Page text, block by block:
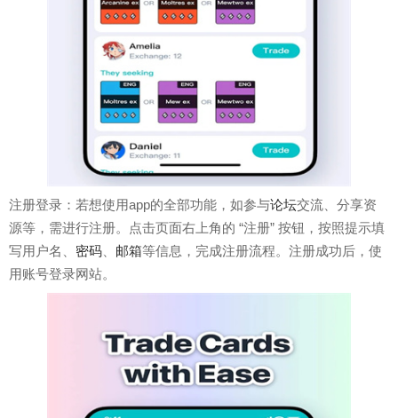
注册登录：若想使用app的全部功能，如参与论坛交流、分享资
源等，需进行注册。点击页面右上角的 “注册” 按钮，按照提示填
写用户名、 密码 邮箱等信息，完成注册流程。注册成功后，使
用账号登录网站。